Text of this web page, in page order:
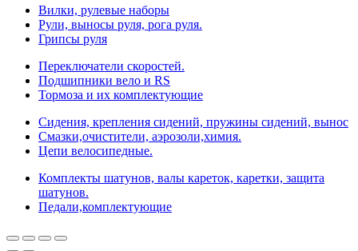
Вилки, рулевые наборы
Рули, выносы руля, рога руля.
Грипсы руля
Переключатели скоростей.
Подшипники вело и RS
Тормоза и их комплектующие
Сидения, крепления сидений, пружины сидений, вынос
Смазки,очистители, аэрозоли,химия.
Цепи велосипедные.
Комплекты шатунов, валы кареток, каретки, защита
шатунов.
Педали,комплектующие